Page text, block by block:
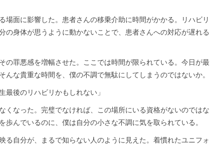
場面に影響した。患者さんの移乗介助に時間がかかる。リハビリ
の身体が思うように動かないことで、患者さんへの対応が遅れる
の罪悪感を増幅させた。ここでは時間が限られている。今日が最
んな貴重な時間を、僕の不調で無駄にしてしまうのではないか。
最後のリハビリかもしれない」
くなった。完璧でなければ、この場所にいる資格がないのではな
歩んでいるのに、僕は自分の小さな不調に気を取られている。
る自分が、まるで知らない人のように見えた。着慣れたユニフォ